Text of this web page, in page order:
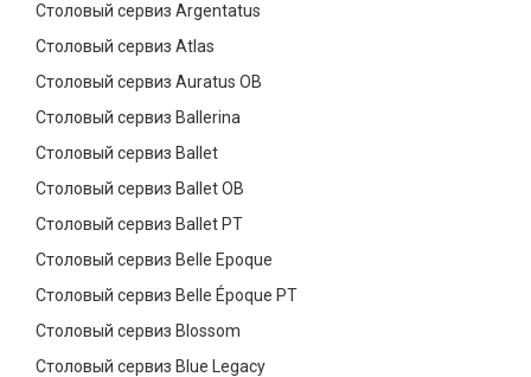
Столовый сервиз Argentatus
Столовый сервиз Atlas
Столовый сервиз Auratus OB
Столовый сервиз Ballerina
Столовый сервиз Ballet
Столовый сервиз Ballet OB
Столовый сервиз Ballet PT
Столовый сервиз Belle Epoque
Столовый сервиз Belle Époque PT
Столовый сервиз Blossom
Столовый сервиз Blue Legacy